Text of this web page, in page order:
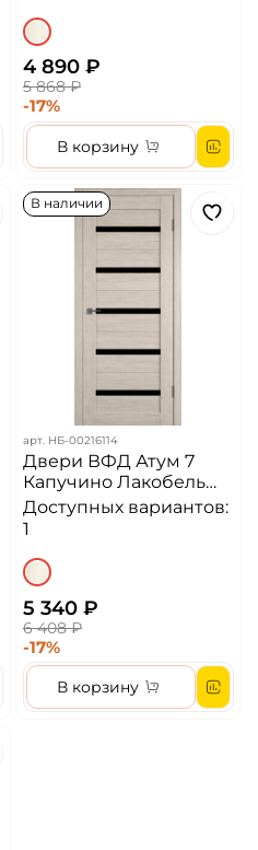
4 890 ₽
5 868 ₽
-17%
В корзину
В наличии
арт. НБ-00216114
Двери ВФД Атум 7
Капучино Лакобель
Чёрный ДО
Доступных вариантов:
1
5 340 ₽
6 408 ₽
-17%
В корзину